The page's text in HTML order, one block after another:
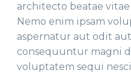
architecto beatae
Nemo enim ipsam
aspernatur aut odit
consequuntur magni
voluptatem sequi